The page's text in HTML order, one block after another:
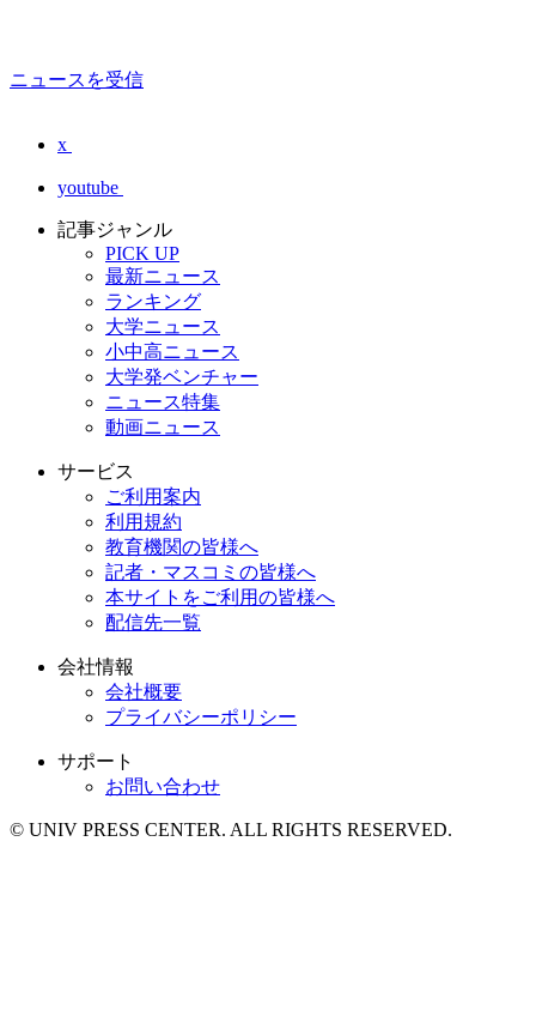
ニュースを受信
x
youtube
記事ジャンル
PICK UP
最新ニュース
ランキング
大学ニュース
小中高ニュース
大学発ベンチャー
ニュース特集
動画ニュース
サービス
ご利用案内
利用規約
教育機関の皆様へ
記者・マスコミの皆様へ
本サイトをご利用の皆様へ
配信先一覧
会社情報
会社概要
プライバシーポリシー
サポート
お問い合わせ
© UNIV PRESS CENTER. ALL RIGHTS RESERVED.